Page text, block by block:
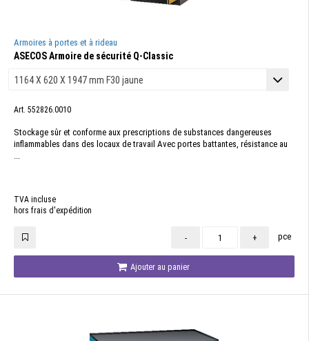
Armoires à portes et à rideau
ASECOS Armoire de sécurité Q-Classic
Art. 552826.0010
Stockage sûr et conforme aux prescriptions de substances dangereuses
inflammables dans des locaux de travail Avec portes battantes, résistance au
...
TVA incluse
hors frais d'expédition
- + pce
Ajouter au panier